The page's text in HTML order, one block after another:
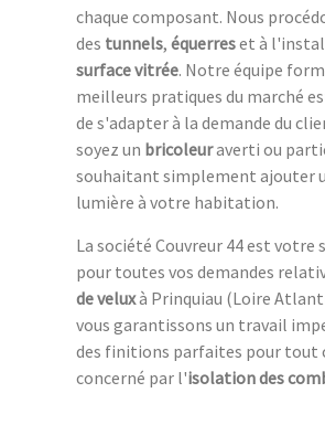
chaque composant. Nous
des tunnels, équerreset à
surface vitrée. Notre équipe
meilleurs pratiques du marché
de s'adapter à la demande du
soyez un bricoleuraverti ou
souhaitant simplement ajouter
lumière à votre habitation.
La société Couvreur 44 est votre
pour toutes vos demandes
de veluxà Prinquiau (Loire
vous garantissons un travail
des finitions parfaites pour tout
concerné par l'isolation des